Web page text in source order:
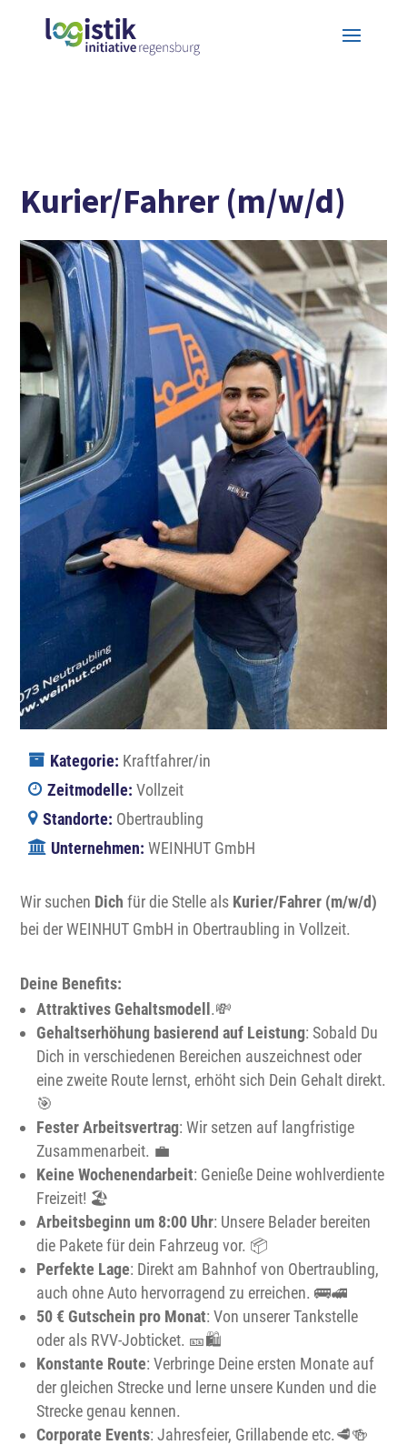
Kurier/Fahrer (m/w/d)
Kategorie: Kraftfahrer/in
Zeitmodelle:Vollzeit
Standorte: Obertraubling
Unternehmen:WEINHUT GmbH
Wir suchen Dich für die Stelle als Kurier/Fahrer (m/w/d)
bei der WEINHUT GmbH in Obertraubling in Vollzeit.
Deine Benefits:
Attraktives Gehaltsmodell.💸
Gehaltserhöhung basierend auf Leistung: Sobald Du
Dich in verschiedenen Bereichen auszeichnest oder
eine zweite Route lernst, erhöht sich Dein Gehalt direkt.
🎯
Fester Arbeitsvertrag:Wir setzen auf langfristige
Zusammenarbeit. 💼
Keine Wochenendarbeit: Genieße Deine wohlverdiente
Freizeit! 🏖️
Arbeitsbeginn um 8:00 Uhr: Unsere Belader bereiten
die Pakete für dein Fahrzeug vor. 📦
Perfekte Lage: Direkt am Bahnhof von Obertraubling,
auch ohne Auto hervorragend zu erreichen.🚌🚅
50 € Gutschein pro Monat: Von unserer Tankstelle
oder als RVV-Jobticket. 🎫🛍️
Konstante Route: Verbringe Deine ersten Monate auf
der gleichen Strecke und lerne unsere Kunden und die
Strecke genau kennen.
Corporate Events:Jahresfeier, Grillabende etc.🥩🍻